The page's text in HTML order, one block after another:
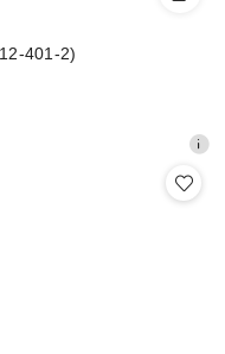
401-2)